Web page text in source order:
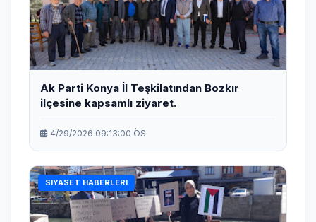
Ak Parti Konya İl Teşkilatından Bozkır
ilçesine kapsamlı ziyaret.
4/29/2026 09:13:00 ÖS
SIYASET HABERLERI